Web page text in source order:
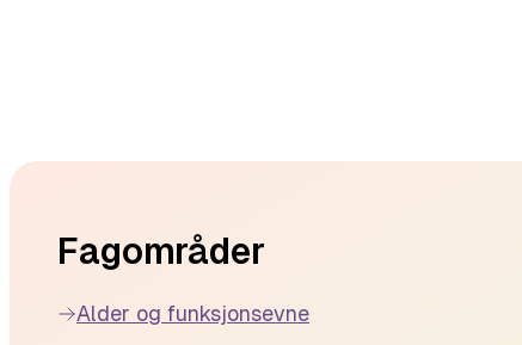
Footer
Fagområder
Alder og funksjonsevne